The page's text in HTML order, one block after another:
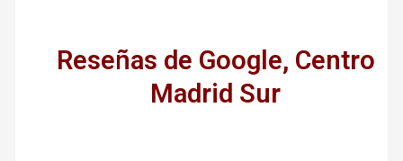
Reseñas de Google, Centro
Madrid Sur